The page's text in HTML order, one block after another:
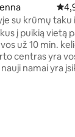
su krūmų taku
į puikią vietą
už 10 min.
centras yra
namai yra